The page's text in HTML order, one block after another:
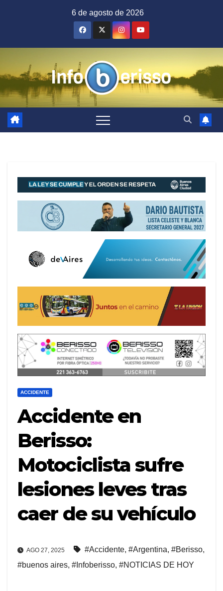
6 de agosto de 2026
ACCIDENTE
Accidente en
Berisso:
Motociclista sufre
lesiones leves tras
caer de su vehículo
AGO 27, 2025 #Accidente, #Argentina, #Berisso,
#buenos aires, #Infoberisso, #NOTICIAS DE HOY